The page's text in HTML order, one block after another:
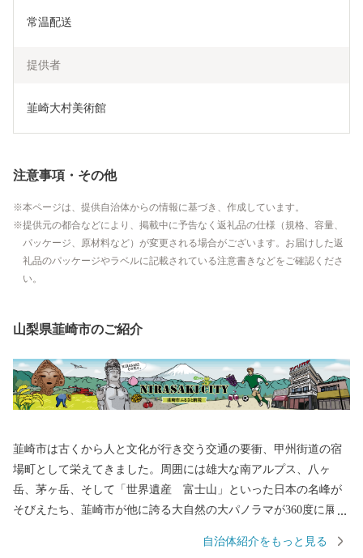
常温配送
提供者
韮崎大村美術館
注意事項・その他
本ページは、提供自治体からの情報に基づき、作成しています。
提供元の都合などにより、掲載中に予告なく返礼品の仕様（規格、容量、
パッケージ、原材料など）が変更される場合がございます。お届けした返
礼品のパッケージやラベルに記載されている注意書きなどをご確認くださ
い。
山梨県韮崎市のご紹介
韮崎市は古くから人と文化が行き交う交通の要衝、甲州街道の宿
場町として栄えてきました。周囲には雄大な南アルプス、八ヶ
岳、茅ヶ岳、そして「世界遺産 富士山」といった日本の名峰が
そびえたち、韮崎市が他に誇る大自然の大パノラマが360度に展開
ら火を放った悲運の城・新府城など、武田家ゆかりの史跡が市内
自治体紹介をもっと見る